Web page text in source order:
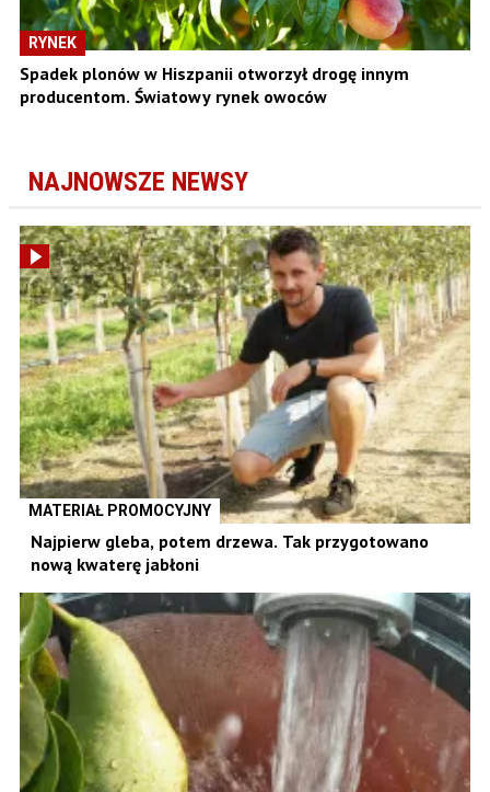
RYNEK
Spadek plonów w Hiszpanii otworzył drogę innym
producentom. Światowy rynek owoców
NAJNOWSZE NEWSY
MATERIAŁ PROMOCYJNY
Najpierw gleba, potem drzewa. Tak przygotowano
nową kwaterę jabłoni